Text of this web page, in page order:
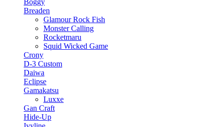
Boggy
Breaden
Glamour Rock Fish
Monster Calling
Rocketmaru
Squid Wicked Game
Crony
D-3 Custom
Daiwa
Eclipse
Gamakatsu
Luxxe
Gan Craft
Hide-Up